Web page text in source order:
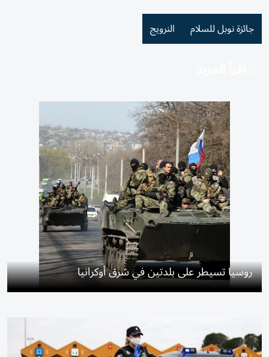
جائزة نوبل للسلام النرويج
روسيا تسيطر على بلدتين في شرق أوكرانيا